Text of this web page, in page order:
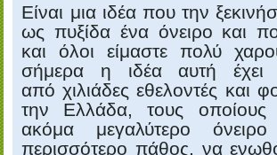
Είναι μια ιδέα που την
ως πυξίδα ένα όνειρο και
και όλοι είμαστε πολύ
σήμερα η ιδέα αυτή έχει
από χιλιάδες εθελοντές και
την Ελλάδα, τους οποίους
ακόμα μεγαλύτερο
περισσότερο πάθος, να